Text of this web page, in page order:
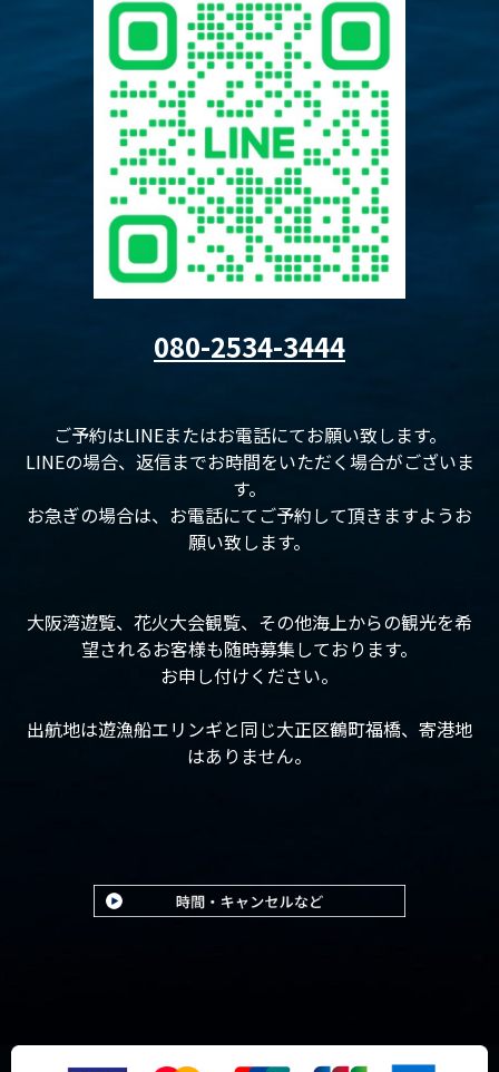
080-2534-3444
ご予約はLINEまたはお電話にてお願い致します。
LINEの場合、返信までお時間をいただく場合がございま
す。
お急ぎの場合は、お電話にてご予約して頂きますようお
願い致します。
大阪湾遊覧、花火大会観覧、その他海上からの観光を希
望されるお客様も随時募集しております。
お申し付けください。
出航地は遊漁船エリンギと同じ大正区鶴町福橋、寄港地
はありません。